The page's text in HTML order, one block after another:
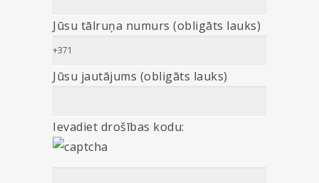
Jūsu tālruņa numurs (obligāts lauks)
Jūsu jautājums (obligāts lauks)
Ievadiet drošības kodu: